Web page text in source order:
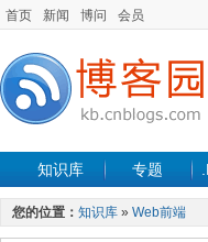
首页 新闻 博问 会员
知识库 专题
您的位置： 知识库 » Web前端